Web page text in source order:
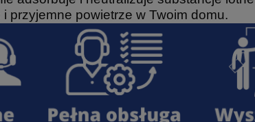
przyjemne powietrze w Twoim domu.